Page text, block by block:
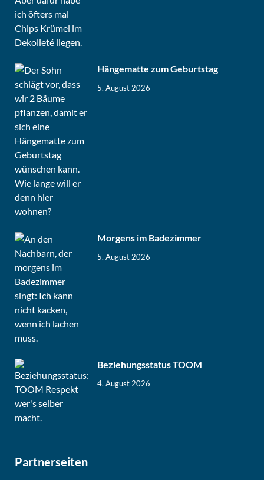
Hängematte zum Geburtstag
5. August 2026
Morgens im Badezimmer
5. August 2026
Beziehungsstatus TOOM
4. August 2026
Partnerseiten